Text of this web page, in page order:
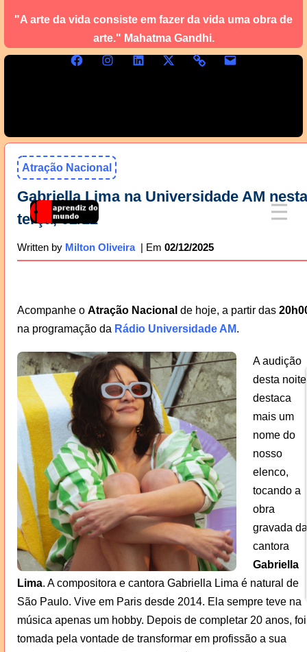
"A arte da vida consiste em fazer da vida uma obra de
arte." Mahatma Gandhi.
Atração Nacional
Gabriella Lima na Universidade AM nesta
terça, 02/12
Written by Milton Oliveira 02/12/2025
Acompanhe o Atração Nacional de hoje, a partir das
na programação da Rádio Universidade AM.
A audição
desta noite
destaca
mais um
nome do
nosso
elenco,
tocando a
obra
gravada da
cantora
Gabriella
Lima. A compositora e cantora Gabriella Lima é natural de
São Paulo. Vive em Paris desde 2014. Ela sempre teve na
música apenas um hobby. Depois de completar 20 anos, foi
tomada pela vontade de transformar em profissão a sua